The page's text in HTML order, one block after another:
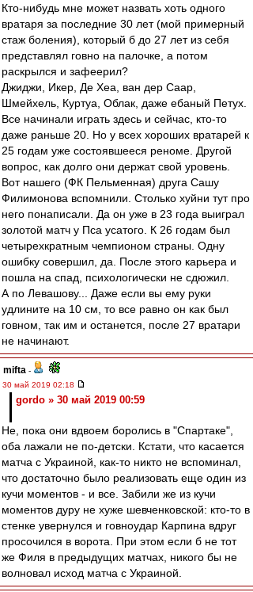
Кто-нибудь мне может назвать хоть одного
вратаря за последние 30 лет (мой примерный
стаж боления), который б до 27 лет из себя
представлял говно на палочке, а потом
раскрылся и зафеерил?
Джиджи, Икер, Де Хеа, ван дер Саар,
Шмейхель, Куртуа, Облак, даже ебаный Петух.
Все начинали играть здесь и сейчас, кто-то
даже раньше 20. Но у всех хороших вратарей к
25 годам уже состоявшееся реноме. Другой
вопрос, как долго они держат свой уровень.
Вот нашего (ФК Пельменная) друга Сашу
Филимонова вспомнили. Столько хуйни тут про
него понаписали. Да он уже в 23 года выиграл
золотой матч у Пса усатого. К 26 годам был
четырехкратным чемпионом страны. Одну
ошибку совершил, да. После этого карьера и
пошла на спад, психологически не сдюжил.
А по Левашову... Даже если вы ему руки
удлините на 10 см, то все равно он как был
говном, так им и останется, после 27 вратари
не начинают.
mifta -
30 май 2019 02:18
gordo » 30 май 2019 00:59
Не, пока они вдвоем боролись в "Спартаке",
оба лажали не по-детски. Кстати, что касается
матча с Украиной, как-то никто не вспоминал,
что достаточно было реализовать еще один из
кучи моментов - и все. Забили же из кучи
моментов дуру не хуже шевченковской: кто-то в
стенке увернулся и говноудар Карпина вдруг
просочился в ворота. При этом если б не тот
же Филя в предыдущих матчах, никого бы не
волновал исход матча с Украиной.